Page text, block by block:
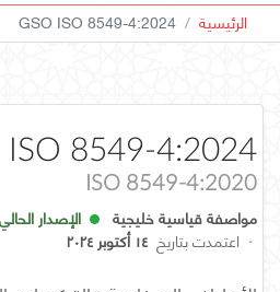
الرئيسية GSO ISO 8549-4:2024
ISO 8549-4:2024
ISO 8549-4:2020
مواصفة قياسية خليجية
الإصدار الحالي
· اعتمدت بتاريخ ١٤ أكتوبر ٢٠٢٤